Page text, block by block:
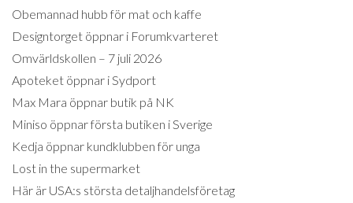
Obemannad hubb för mat och kaffe
Designtorget öppnar i Forumkvarteret
Omvärldskollen – 7 juli 2026
Apoteket öppnar i Sydport
Max Mara öppnar butik på NK
Miniso öppnar första butiken i Sverige
Kedja öppnar kundklubben för unga
Lost in the supermarket
Här är USA:s största detaljhandelsföretag